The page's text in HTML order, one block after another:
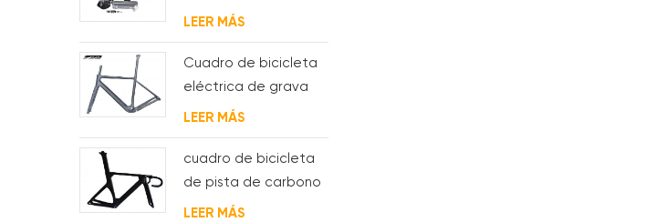
interno
con suspensión
completa
LEER MÁS
Cuadro de bicicleta
eléctrica de grava
de carbono con
motor de buje fsa y
batería
LEER MÁS
cuadro de bicicleta
de pista de carbono
aero para sistema
LEER MÁS